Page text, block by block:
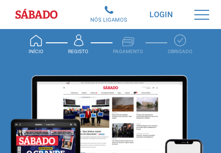
Sábado
INÍCIO REGISTO PAGAMENTO OBRIGADO
LOGIN
NÓS LIGAMOS